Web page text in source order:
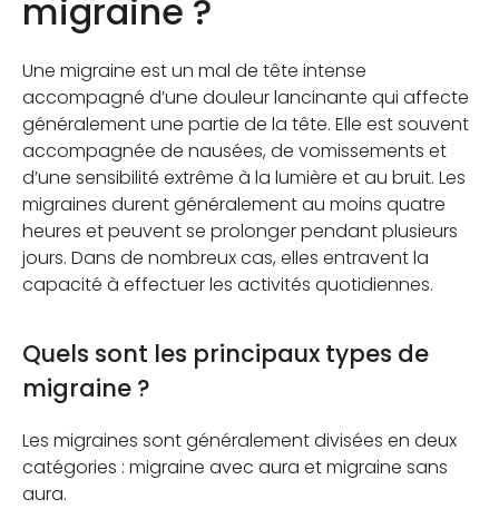
migraine ?
Une migraine est un mal de tête intense
accompagné d’une douleur lancinante qui affecte
généralement une partie de la tête. Elle est souvent
accompagnée de nausées, de vomissements et
d’une sensibilité extrême à la lumière et au bruit. Les
migraines durent généralement au moins quatre
heures et peuvent se prolonger pendant plusieurs
jours. Dans de nombreux cas, elles entravent la
capacité à effectuer les activités quotidiennes.
Quels sont les principaux types de
migraine ?
Les migraines sont généralement divisées en deux
catégories : migraine avec aura et migraine sans
aura.